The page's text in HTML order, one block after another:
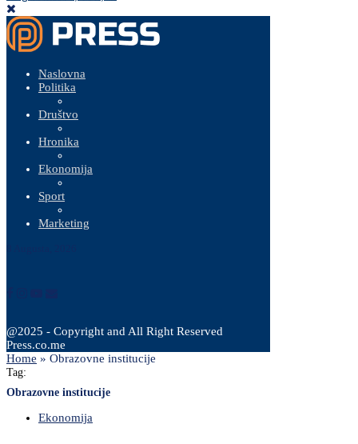
Naslovna
Politika
Društvo
Hronika
Ekonomija
Sport
Marketing
@2025 - Copyright and All Right Reserved
Press.co.me
Home » Obrazovne institucije
Tag:
Obrazovne institucije
Ekonomija